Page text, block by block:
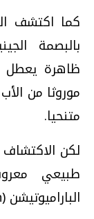
كما اكتشف
ظاهرة يعطل
موروثا من
متنحيا.
لكن الاكتشاف
طبيعي
الباراميوتيشن (Paramutation).